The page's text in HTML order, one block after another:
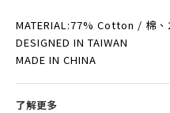
MATERIAL:77% Cotton / 棉
DESIGNED IN TAIWAN
MADE IN CHINA
了解更多